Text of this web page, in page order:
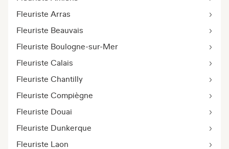
Fleuriste Arras
Fleuriste Beauvais
Fleuriste Boulogne-sur-Mer
Fleuriste Calais
Fleuriste Chantilly
Fleuriste Compiègne
Fleuriste Douai
Fleuriste Dunkerque
Fleuriste Laon